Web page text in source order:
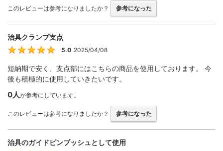
このレビューは参考になりましたか？ 参考になった
治具クランプ支点
5
5.0 2025/04/08
短納期で安く、支点部にはこちらの商品を使用しております。 今
後も積極的に使用していきたいです。
0人が参考にしています。
このレビューは参考になりましたか？ 参考になった
治具のガイドピンブッシュとして使用